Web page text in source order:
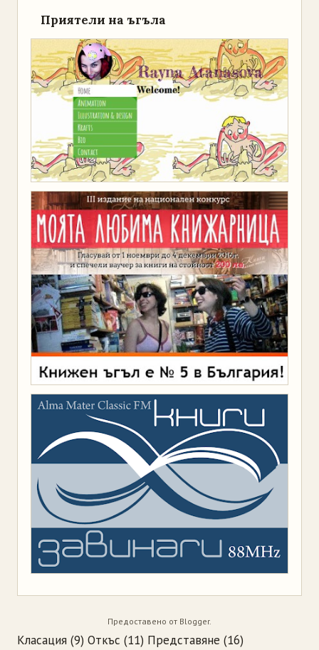
Приятели на ъгъла
Предоставено от Blogger.
Класация (9) Откъс (11) Представяне (16)